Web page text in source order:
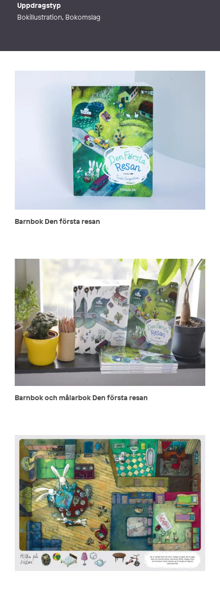
Uppdragstyp
Bokillustration, Bokomslag
Barnbok Den första resan
Barnbok och målarbok Den första resan